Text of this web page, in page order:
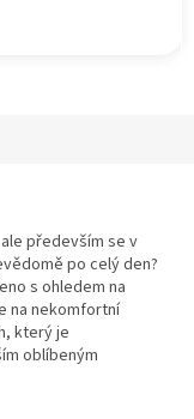
především se v
po celý den?
s ohledem na
na nekomfortní
který je
oblíbeným